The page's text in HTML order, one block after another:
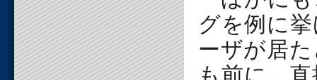
グを例に
ーザが居
も前に、